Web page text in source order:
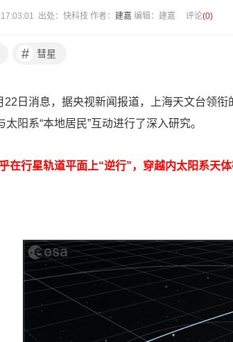
出处：快科技 作者： 建嘉 编辑：建嘉 评论(0)
# 彗星
22日消息，据央视新闻报道，上海天文台领
太阳系“本地居民”互动进行了深入研究。
在行星轨道平面上“逆行”，穿越内太阳系天体